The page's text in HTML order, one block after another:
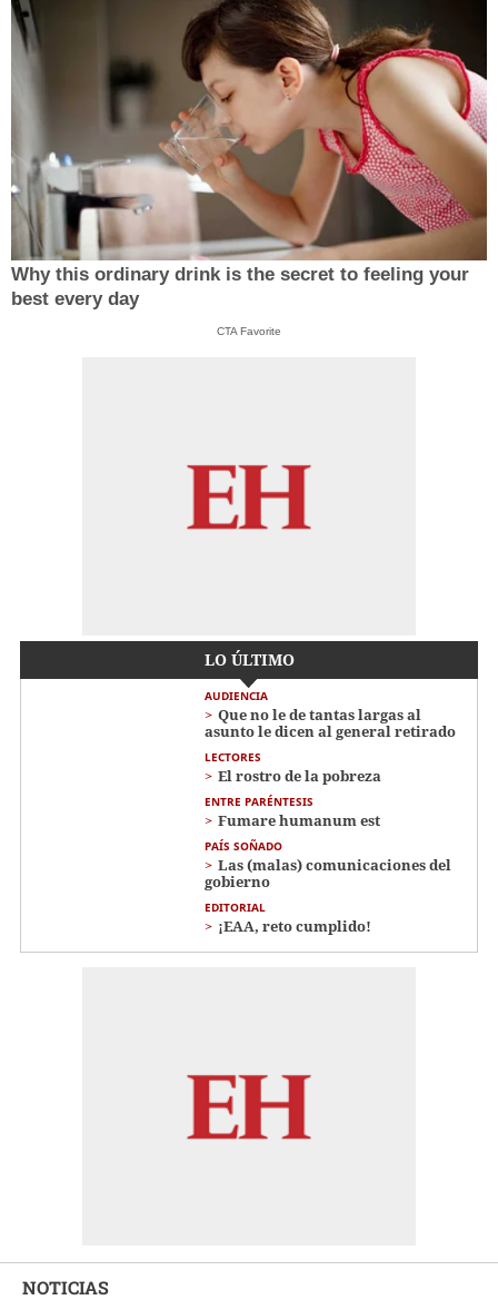
Why this ordinary drink is the secret to feeling your
best every day
CTA Favorite
LO ÚLTIMO
AUDIENCIA
Que no le de tantas largas al
asunto le dicen al general retirado
LECTORES
El rostro de la pobreza
ENTRE PARÉNTESIS
Fumare humanum est
PAÍS SOÑADO
Las (malas) comunicaciones del
gobierno
EDITORIAL
¡EAA, reto cumplido!
NOTICIAS